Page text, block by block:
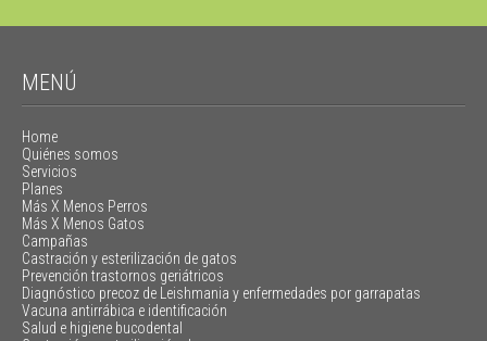
MENÚ
Home
Quiénes somos
Servicios
Planes
Más X Menos Perros
Más X Menos Gatos
Campañas
Castración y esterilización de gatos
Prevención trastornos geriátricos
Diagnóstico precoz de Leishmania y enfermedades por garrapatas
Vacuna antirrábica e identificación
Salud e higiene bucodental